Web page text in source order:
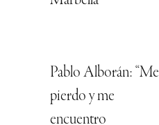
Pablo Alborán: “Me
pierdo y me
encuentro